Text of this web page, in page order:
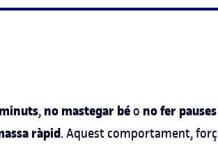
, no mastegar bé o no fer
ràpid. Aquest comportament,